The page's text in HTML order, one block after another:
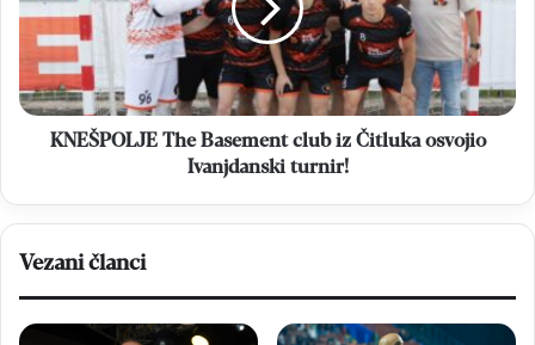
iz
Čitluka
osvojio
Ivanjdanski
turnir!
KNEŠPOLJE The Basement club iz Čitluka osvojio
Ivanjdanski turnir!
Vezani članci